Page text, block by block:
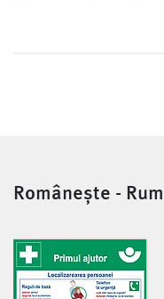
Românește -